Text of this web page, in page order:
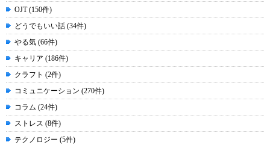
OJT (150件)
どうでもいい話 (34件)
やる気 (66件)
キャリア (186件)
クラフト (2件)
コミュニケーション (270件)
コラム (24件)
ストレス (8件)
テクノロジー (5件)